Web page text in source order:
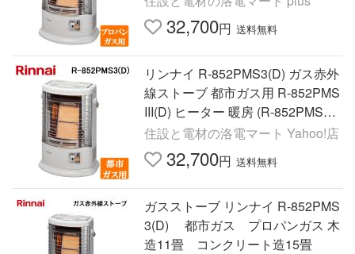
32,700円 送料無料
リンナイ R-852PMS3(D) ガス赤外
線ストーブ 都市ガス用 R-852PMS
III(D) ヒーター 暖房 (R-852PMS3
(C)の後継品) Rinnnai
住設と電材の洛電マート Yahoo!店
32,700円 送料無料
ガスストーブ リンナイ R-852PMS
3(D) 都市ガス プロパンガス 木
造11畳 コンクリート造15畳